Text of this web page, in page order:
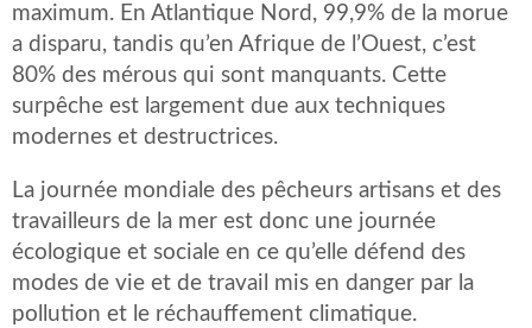
maximum. En Atlantique Nord, 99,9% de la morue
a disparu, tandis qu’en Afrique de l’Ouest, c’est
80% des mérous qui sont manquants. Cette
surpêche est largement due aux techniques
modernes et destructrices.
La journée mondiale des pêcheurs artisans et des
travailleurs de la mer est donc une journée
écologique et sociale en ce qu’elle défend des
modes de vie et de travail mis en danger par la
pollution et le réchauffement climatique.